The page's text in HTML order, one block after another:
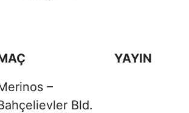
YAYIN
–
Bld.